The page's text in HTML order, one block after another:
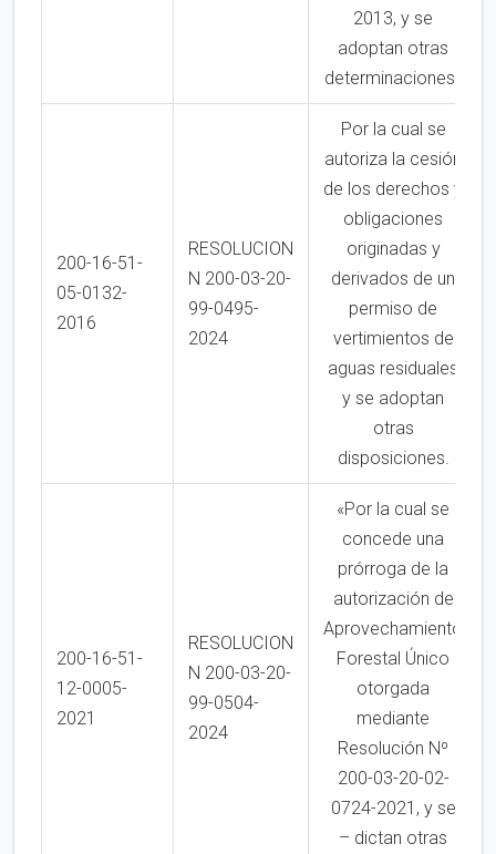
2013, y se
adoptan otras
determinaciones»
200-16-51-
05-0132-
2016
RESOLUCION
N 200-03-20-
99-0495-
2024
Por la cual se
autoriza la cesión
de los derechos y
obligaciones
originadas y
derivados de un
permiso de
vertimientos de
aguas residuales
y se adoptan
otras
disposiciones.
200-16-51-
12-0005-
2021
RESOLUCION
N 200-03-20-
99-0504-
2024
«Por la cual se
concede una
prórroga de la
autorización de
Aprovechamiento
Forestal Único
otorgada
mediante
Resolución Nº
200-03-20-02-
0724-2021, y se
– dictan otras